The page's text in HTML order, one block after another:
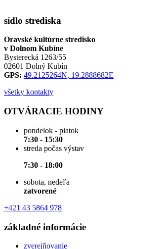
sídlo strediska
Oravské kultúrne stredisko
v Dolnom Kubíne
Bysterecká 1263/55
02601 Dolný Kubín
GPS: 49.2125264N, 19.2888682E
všetky kontakty
OTVÁRACIE HODINY
pondelok - piatok
7:30 - 15:30
streda počas výstav
7:30 - 18:00
sobota, nedeľa
zatvorené
+421 43 5864 978
základné informácie
zverejňovanie